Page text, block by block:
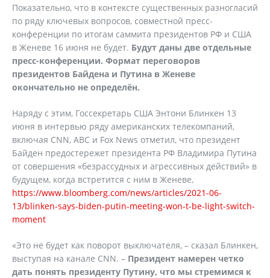
Показательно, что в контексте существенных разногласий
по ряду ключевых вопросов, совместной пресс-
конференции по итогам саммита президентов РФ и США
в Женеве 16 июня не будет. Будут даны две отдельные
пресс-конференции. Формат переговоров
президентов Байдена и Путина в Женеве
окончательно не определён.
Наряду с этим, Госсекретарь США Энтони Блинкен 13
июня в интервью ряду американских телекомпаний,
включая CNN, ABC и Fox News отметил, что президент
Байден предостережет президента РФ Владимира Путина
от совершения «безрассудных и агрессивных действий» в
будущем, когда встретится с ним в Женеве,
https://www.bloomberg.com/news/articles/2021-06-
13/blinken-says-biden-putin-meeting-won-t-be-light-switch-
moment
«Это не будет как поворот выключателя, – сказал Блинкен,
выступая на канале CNN. – Президент намерен четко
дать понять президенту Путину, что мы стремимся к